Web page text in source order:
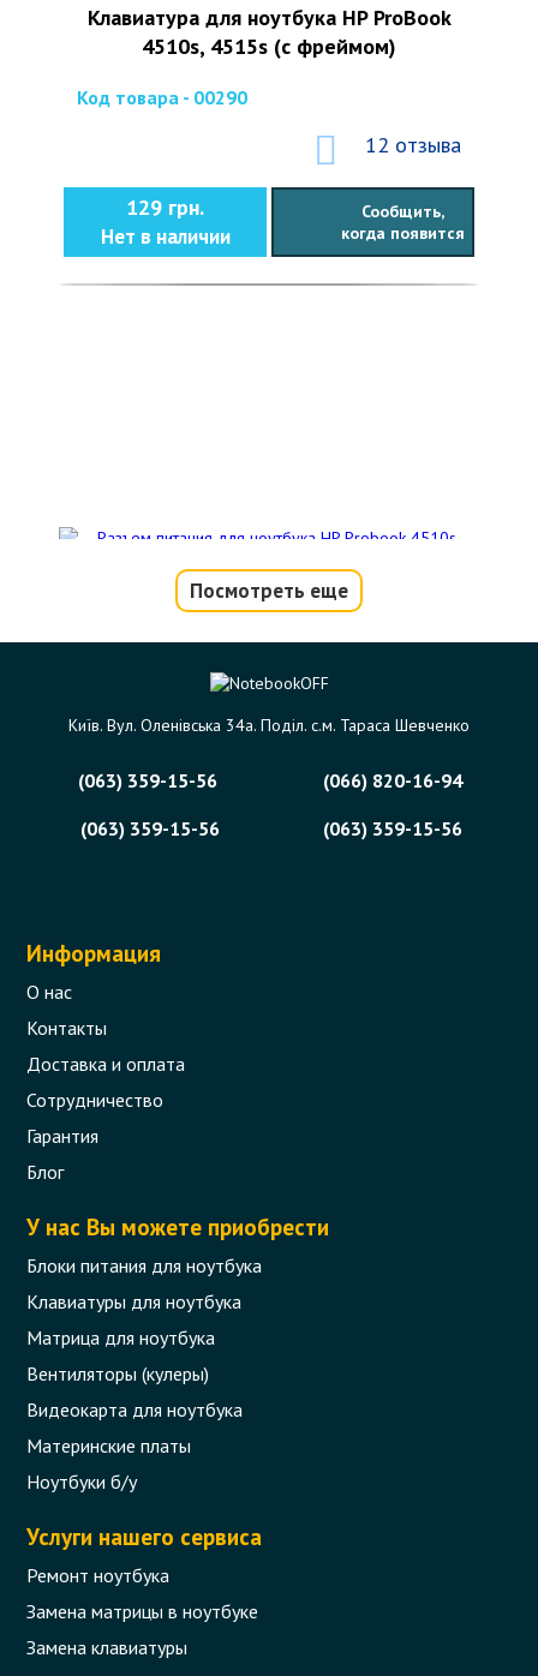
Клавиатура для ноутбука HP ProBook
4510s, 4515s (с фреймом)
Код товара - 00290
12 отзыва
129 грн.
Нет в наличии
Сообщить,
когда появится
Разъем питания для ноутбука HP
Код товара - 05429
0 отзыва
232 грн.
Есть в наличии
7.4*5.0мм) 3 pin (без кабеля 220В)
Код товара - 01309
559 грн.
Есть в наличии
Посмотреть еще
Київ. Вул. Оленівська 34а. Поділ. с.м. Тараса Шевченко
(063) 359-15-56
(066) 820-16-94
(063) 359-15-56
(063) 359-15-56
Информация
О нас
Контакты
Доставка и оплата
Сотрудничество
Гарантия
Блог
У нас Вы можете приобрести
Блоки питания для ноутбука
Клавиатуры для ноутбука
Матрица для ноутбука
Вентиляторы (кулеры)
Видеокарта для ноутбука
Материнские платы
Ноутбуки б/у
Услуги нашего сервиса
Ремонт ноутбука
Замена матрицы в ноутбуке
Замена клавиатуры